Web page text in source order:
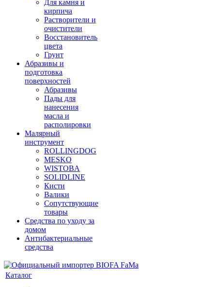
Для камня и
кирпича
Растворители и
очистители
Восстановитель
цвета
Грунт
Абразивы и
подготовка
поверхностей
Абразивы
Пады для
нанесения
масла и
располировки
Малярный
инструмент
ROLLINGDOG
MESKO
WISTOBA
SOLIDLINE
Кисти
Валики
Сопутствующие
товары
Средства по уходу за
домом
Антибактериальные
средства
Каталог